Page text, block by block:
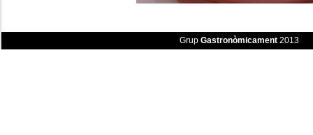
Grup Gastronòmicament2013